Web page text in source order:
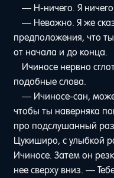
— Н-ничего. Я
— Неважно. Я же
предположения, что
от начала и до конца.
Ичиносе нервно
подобные слова.
— Ичиносе-сан,
чтобы ты наверняка
про подслушанный
Цукиширо, с улыбкой
Ичиносе. Затем он
нее сверху вниз. —